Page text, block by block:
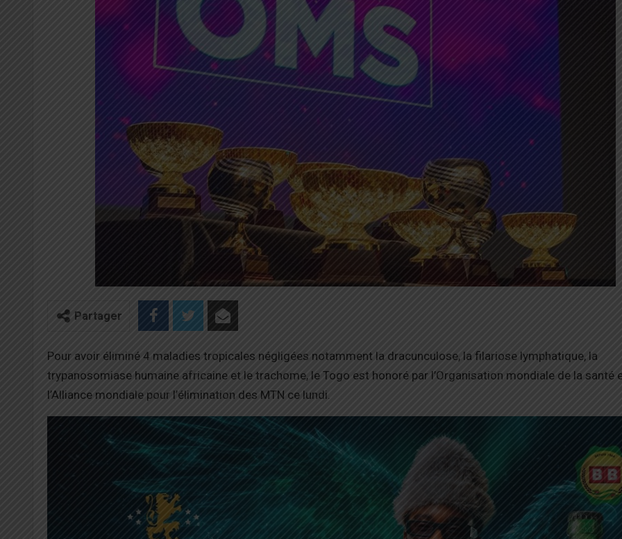
Partager
Pour avoir éliminé 4 maladies tropicales négligées notamment la dracunculose, la filariose lymphatique, la
trypanosomiase humaine africaine et le trachome, le Togo est honoré par l’Organisation mondiale de la santé
l’Alliance mondiale pour l’élimination des MTN ce lundi.